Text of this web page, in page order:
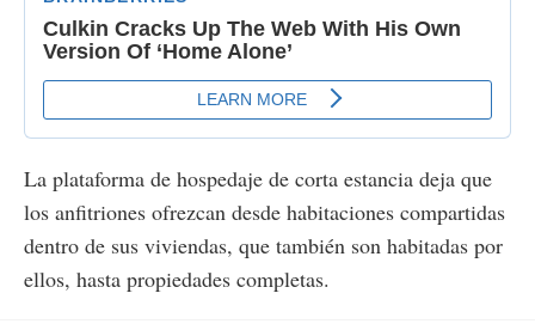
La plataforma de hospedaje de corta estancia deja que
los anfitriones ofrezcan desde habitaciones compartidas
dentro de sus viviendas, que también son habitadas por
ellos, hasta propiedades completas.